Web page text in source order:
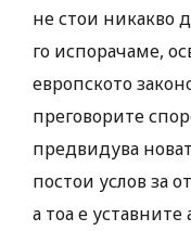
не стои никакво
го испорачаме,
европското
преговорите
предвидува
постои услов за
а тоа е